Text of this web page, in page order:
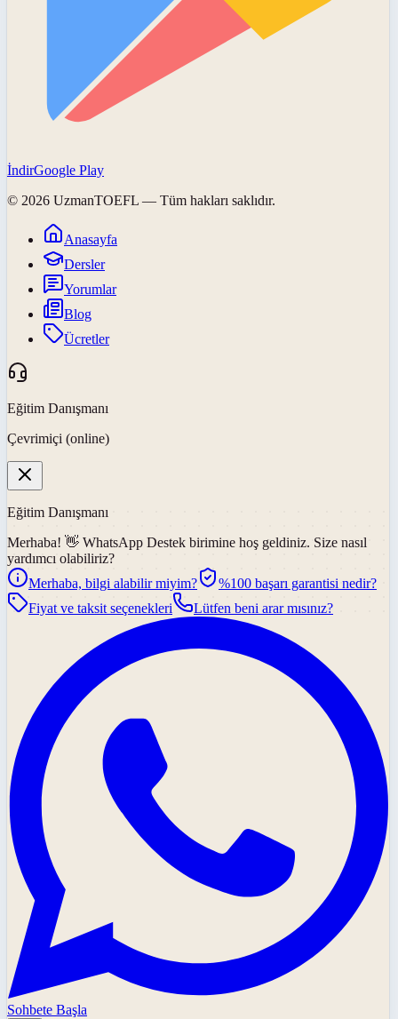
İndirGoogle Play
© 2026 UzmanTOEFL — Tüm hakları saklıdır.
Anasayfa
Dersler
Yorumlar
Blog
Ücretler
Eğitim Danışmanı
Çevrimiçi (online)
Eğitim Danışmanı
Merhaba! 👋 WhatsApp Destek birimine hoş geldiniz. Size nasıl
yardımcı olabiliriz?
Merhaba, bilgi alabilir miyim?
%100 başarı garantisi nedir?
Fiyat ve taksit seçenekleri
Lütfen beni arar mısınız?
Sohbete Başla